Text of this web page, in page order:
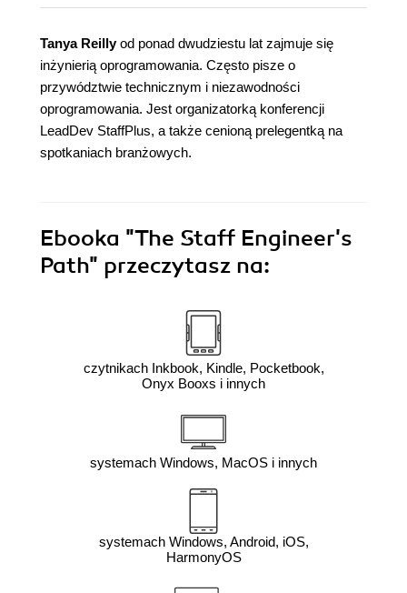
Tanya Reillyod ponad dwudziestu lat zajmuje się
inżynierią oprogramowania. Często pisze o
przywództwie technicznym i niezawodności
oprogramowania. Jest organizatorką konferencji
LeadDev StaffPlus, a także cenioną prelegentką na
spotkaniach branżowych.
Ebooka "The Staff Engineer's
Path" przeczytasz na:
czytnikach Inkbook, Kindle, Pocketbook,
Onyx Booxs i innych
systemach Windows, MacOS i innych
systemach Windows, Android, iOS,
HarmonyOS